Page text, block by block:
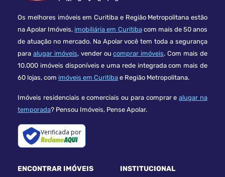
Os melhores imóveis em Curitiba e Região Metropolitana estão
na Apolar Imóveis, imobiliária em Curitibacom mais de 50 anos
de atuação no mercado. Na Apolar você tem toda a segurança
para alugar imóveis, vender oucomprar imóveis. Com mais de
10.000 imóveis disponíveis e uma rede integrada com mais de
60 lojas, com imóveis em Curitiba e Região Metropolitana.
Imóveis residenciais e comerciais ou para comprar ealugar na
temporada? Pensou Imóveis, Pense Apolar.
Verificada por
ENCONTRAR IMÓVEIS INSTITUCIONAL